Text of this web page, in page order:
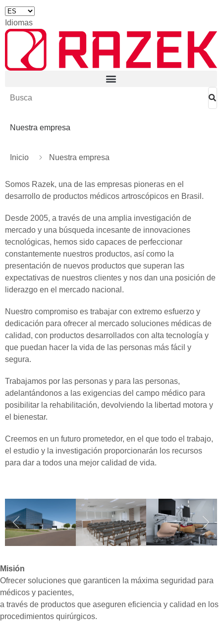
Idiomas
Nuestra empresa
Inicio Nuestra empresa
Somos Razek, una de las empresas pioneras en el
desarrollo de productos médicos artroscópicos en Brasil.
Desde 2005, a través de una amplia investigación de
mercado y una búsqueda incesante de innovaciones
tecnológicas, hemos sido capaces de perfeccionar
constantemente nuestros productos, así como la
presentación de nuevos productos que superan las
expectativas de nuestros clientes y nos dan una posición de
liderazgo en el mercado nacional.
Nuestro compromiso es trabajar con extremo esfuerzo y
dedicación para ofrecer al mercado soluciones médicas de
calidad, con productos desarrollados con alta tecnología y
que puedan hacer la vida de las personas más fácil y
segura.
Trabajamos por las personas y para las personas,
adelantándonos a las exigencias del campo médico para
posibilitar la rehabilitación, devolviendo la libertad motora y
el bienestar.
Creemos en un futuro prometedor, en el que todo el trabajo,
el estudio y la investigación proporcionarán los recursos
para dar a todos una mejor calidad de vida.
Misión
Ofrecer soluciones que garanticen la máxima seguridad para
médicos y pacientes,
a través de productos que aseguren eficiencia y calidad en los
procedimientos quirúrgicos.